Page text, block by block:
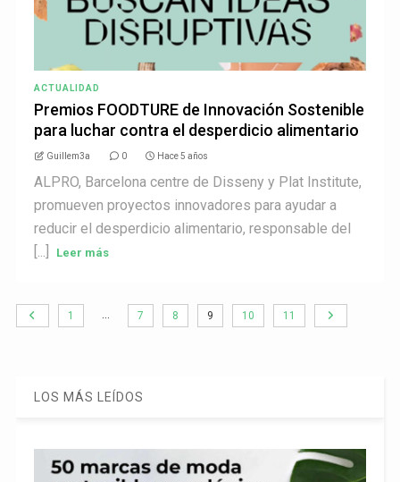
ACTUALIDAD
Premios FOODTURE de Innovación Sostenible
para luchar contra el desperdicio alimentario
Guillem3a 0 Hace 5 años
ALPRO, Barcelona centre de Disseny y Plat Institute,
promueven proyectos innovadores para ayudar a
reducir el desperdicio alimentario, responsable del
[...]
Leer más
1 … 7 8 9 10 11
LOS MÁS LEÍDOS